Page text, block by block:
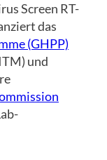
Screen RT-
das
(GHPP)
und